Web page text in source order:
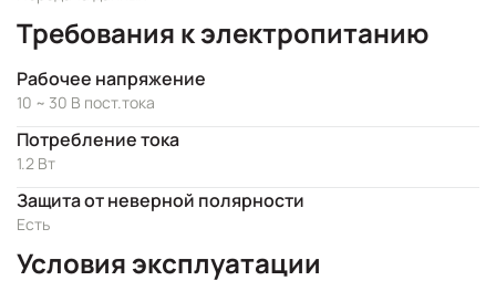
Требования к электропитанию
Рабочее напряжение
10 ~ 30 В пост.тока
Потребление тока
1.2 Вт
Защита от неверной полярности
Есть
Условия эксплуатации